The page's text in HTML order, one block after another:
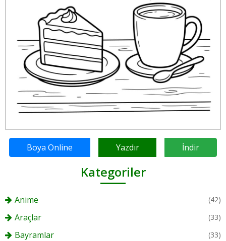
Boya Online Yazdır İndir
Kategoriler
Anime (42)
Araçlar (33)
Bayramlar (33)